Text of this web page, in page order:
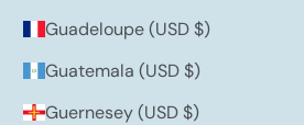
Guadeloupe (USD $)
Guatemala (USD $)
Guernesey (USD $)